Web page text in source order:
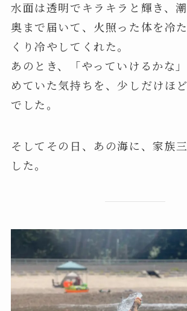
水面は透明でキラキラと輝き、
奥まで届いて、火照った体を冷
くり冷やしてくれた。
あのとき、「やっていけるかな
めていた気持ちを、少しだけほ
でした。
そしてその日、あの海に、家族
した。